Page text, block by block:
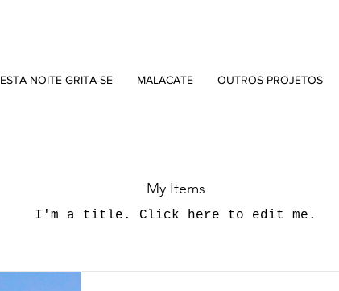
ESTA NOITE GRITA-SE MALACATE OUTROS PROJETOS
My Items
I'm a title. ​Click here to edit me.